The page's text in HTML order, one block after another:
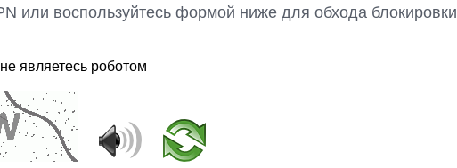
или воспользуйтесь формой ниже для обхода блокировки
являетесь роботом